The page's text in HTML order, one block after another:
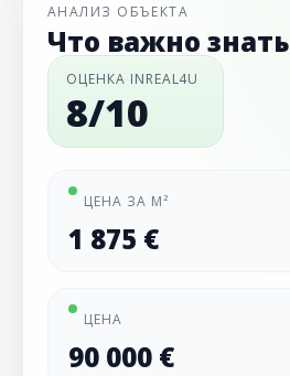
АНАЛИЗ ОБЪЕКТА
Что важно знать
ОЦЕНКА INREAL4U
8/10
ЦЕНА ЗА М²
1 875 €
ЦЕНА
90 000 €